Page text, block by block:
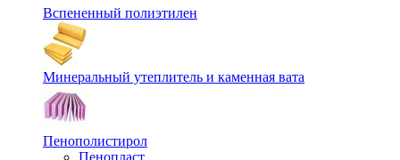
Вспененный полиэтилен
Минеральный утеплитель и каменная вата
Пенополистирол
Пенопласт